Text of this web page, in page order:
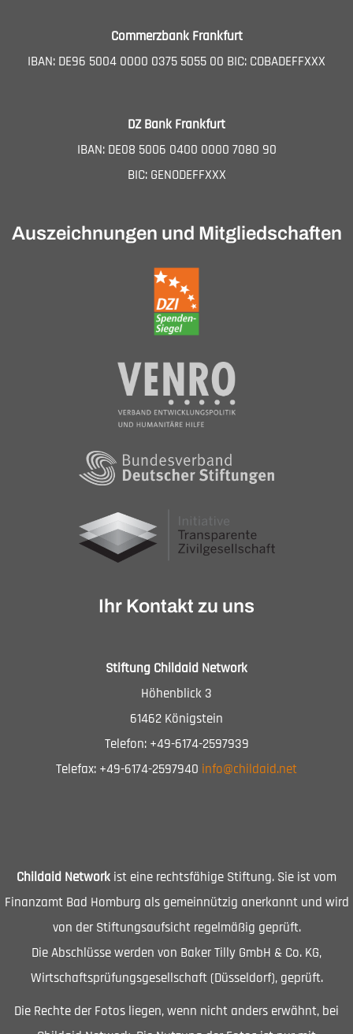
Commerzbank Frankfurt
IBAN: DE96 5004 0000 0375 5055 00 BIC: COBADEFFXXX
DZ Bank Frankfurt
IBAN: DE08 5006 0400 0000 7080 90
BIC: GENODEFFXXX
Auszeichnungen und Mitgliedschaften
Ihr Kontakt zu uns
Stiftung Childaid Network
Höhenblick 3
61462 Königstein
Telefon: +49-6174-2597939
Telefax: +49-6174-2597940 info@childaid.net
Childaid Network ist eine rechtsfähige Stiftung. Sie ist vom
Finanzamt Bad Homburg als gemeinnützig anerkannt und wird
von der Stiftungsaufsicht regelmäßig geprüft.
Die Abschlüsse werden von Baker Tilly GmbH & Co. KG,
Wirtschaftsprüfungsgesellschaft (Düsseldorf), geprüft.
Die Rechte der Fotos liegen, wenn nicht anders erwähnt, bei